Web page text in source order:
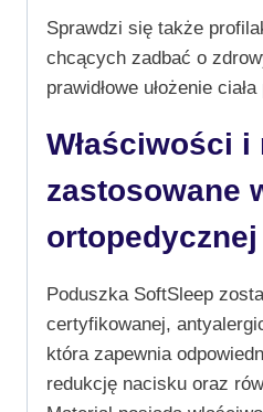
Sprawdzi się także
chcących zadbać o
prawidłowe ułożenie
Właściwości i
zastosowane
ortopedycznej
Poduszka SoftSleep
certyfikowanej,
która zapewnia
redukcję nacisku oraz